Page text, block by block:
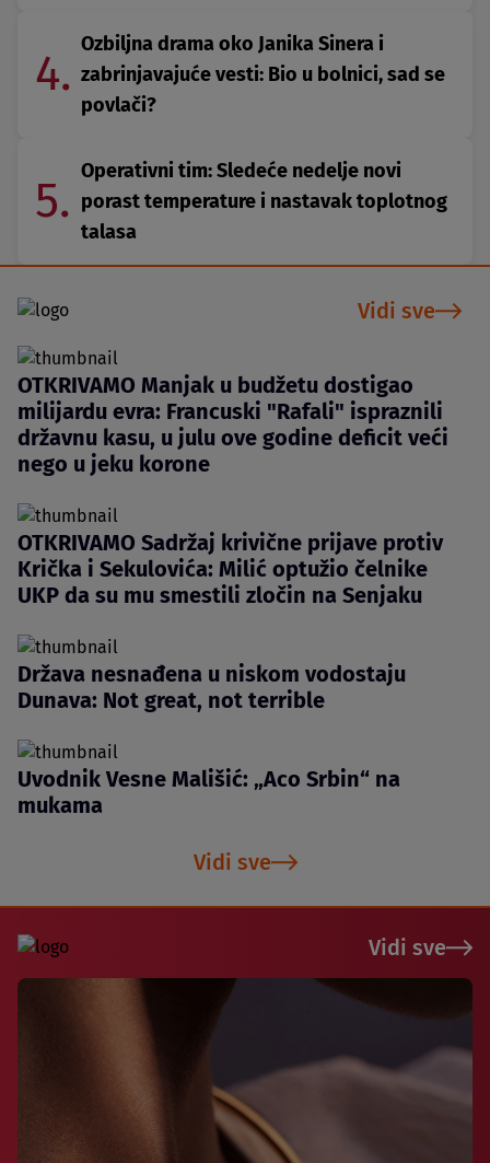
4.
Ozbiljna drama oko Janika Sinera i
zabrinjavajuće vesti: Bio u bolnici, sad se
povlači?
5.
Operativni tim: Sledeće nedelje novi
porast temperature i nastavak toplotnog
talasa
Vidi sve
OTKRIVAMO Manjak u budžetu dostigao
milijardu evra: Francuski "Rafali" ispraznili
državnu kasu, u julu ove godine deficit veći
nego u jeku korone
OTKRIVAMO Sadržaj krivične prijave protiv
Krička i Sekulovića: Milić optužio čelnike
UKP da su mu smestili zločin na Senjaku
Država nesnađena u niskom vodostaju
Dunava: Not great, not terrible
Uvodnik Vesne Mališić: „Aco Srbin“ na
mukama
Vidi sve
Vidi sve